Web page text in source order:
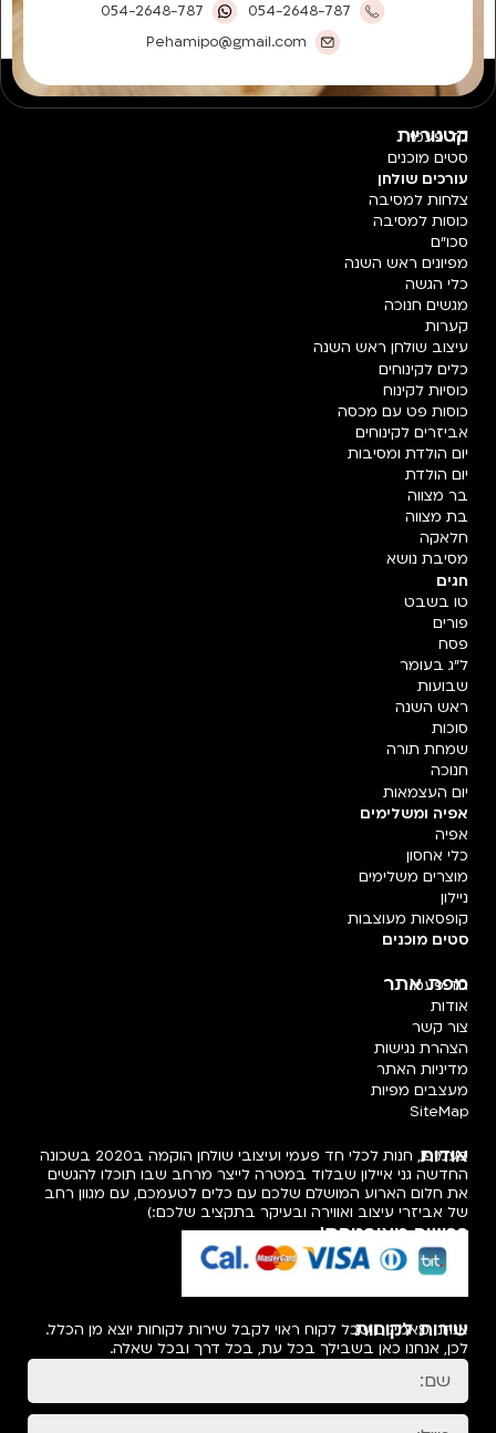
054-2648-787
054-2648-787
Pehamipo@gmail.com
קטגוריות
חד פעמי
סטים מוכנים
עורכים שולחן
צלחות למסיבה
כוסות למסיבה
סכו"ם
מפיונים ראש השנה
כלי הגשה
מגשים חנוכה
קערות
עיצוב שולחן ראש השנה
כלים לקינוחים
כוסיות לקינוח
כוסות פט עם מכסה
אביזרים לקינוחים
יום הולדת ומסיבות
יום הולדת
בר מצווה
בת מצווה
חלאקה
מסיבת נושא
חגים
טו בשבט
פורים
פסח
ל"ג בעומר
שבועות
ראש השנה
סוכות
שמחת תורה
חנוכה
יום העצמאות
אפיה ומשלימים
אפיה
כלי אחסון
מוצרים משלימים
ניילון
קופסאות מעוצבות
סטים מוכנים
מפת אתר
חד פעמי
אודות
צור קשר
הצהרת נגישות
מדיניות האתר
מעצבים מפיות
SiteMap
אודות
פעמיפו, חנות לכלי חד פעמי ועיצובי שולחן הוקמה ב2020 בשכונה
החדשה גני איילון שבלוד במטרה לייצר מרחב שבו תוכלו להגשים
את חלום הארוע המושלם שלכם עם כלים לטעמכם, עם מגוון רחב
של אביזרי עיצוב ואווירה ובעיקר בתקציב שלכם:)
רכישה מאובטחת!
שירות לקוחות
אנחנו מאמינים שכל לקוח ראוי לקבל שירות לקוחות יוצא מן הכלל.
לכן, אנחנו כאן בשבילך בכל עת, בכל דרך ובכל שאלה.